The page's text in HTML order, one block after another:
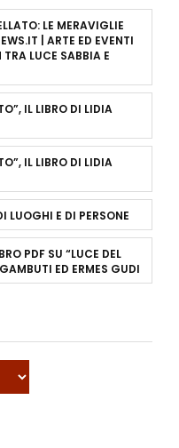
LE MERAVIGLIE
| ARTE ED EVENTI
LUCE SABBIA E
IL LIBRO DI LIDIA
IL LIBRO DI LIDIA
LUOGHI E DI PERSONE
PDF SU “LUCE DEL
ED ERMES GUDI